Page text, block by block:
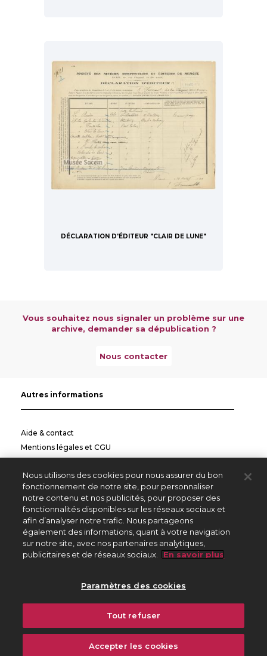
DÉCLARATION D'ÉDITEUR "CLAIR DE LUNE"
Vous souhaitez nous signaler un problème sur une
archive, demander sa dépublication ?
Nous contacter
01 47 15 47 15
Autres informations
Aide & contact
Mentions légales et CGU
Informations pratiques
Autres sites
Créateurs Editeurs
Répertoire des Œuvres
Nous utilisons des cookies pour nous assurer du bon
fonctionnement de notre site, pour personnaliser
notre contenu et nos publicités, pour proposer des
fonctionnalités disponibles sur les réseaux sociaux et
afin d’analyser notre trafic. Nous partageons
également des informations, quant à votre navigation
sur notre site, avec nos partenaires analytiques,
publicitaires et de réseaux sociaux.
En savoir plus
Paramètres des cookies
Tout refuser
Accepter les cookies